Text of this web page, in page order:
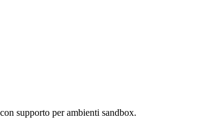
supporto per ambienti sandbox.